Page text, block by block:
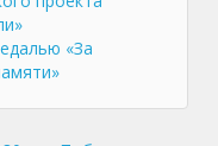
«За